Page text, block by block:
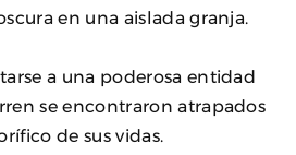
en una aislada granja.
a una poderosa entidad
se encontraron atrapados
de sus vidas.